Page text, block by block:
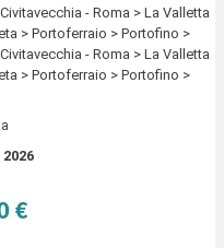
- Roma > La Valletta
> Portoferraio > Portofino >
- Roma > La Valletta
> Portoferraio > Portofino >
€